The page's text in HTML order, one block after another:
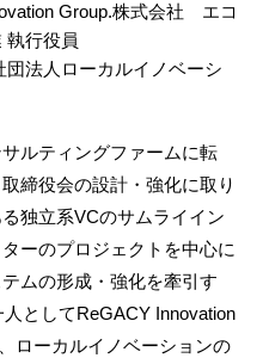
Group.株式会社 エコ
執行役員
法人ローカルイノベーシ
ルティングファームに転
締役会の設計・強化に取り
独立系VCのサムライイン
ーのプロジェクトを中心に
ムの形成・強化を牽引す
としてReGACY Innovation
ローカルイノベーションの